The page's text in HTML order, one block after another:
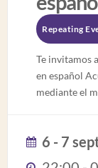
Repeating
Te invitamos
en español
mediante el
6 - 7